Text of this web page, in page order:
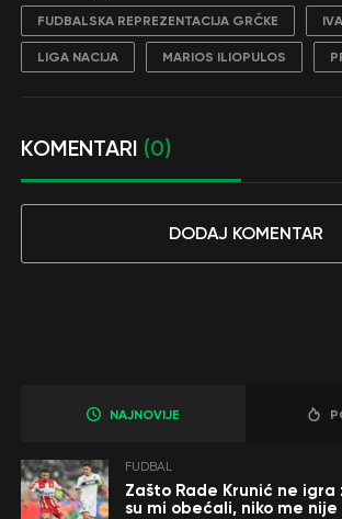
FUDBALSKA REPREZENTACIJA GRČKE
LIGA NACIJA MARIOS ILIOPULOS
KOMENTARI (0)
DODAJ KOMENTAR
NAJNOVIJE
FUDBAL
Zašto Rade Krunić ne igra
su mi obećali, niko me nije